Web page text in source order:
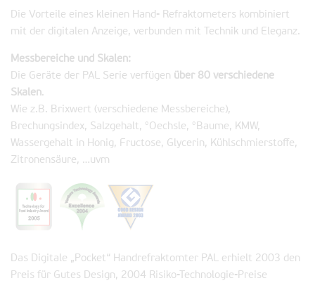
Die Vorteile eines kleinen Hand- Refraktometers kombiniert
mit der digitalen Anzeige, verbunden mit Technik und Eleganz.
Messbereiche und Skalen:
Die Geräte der PAL Serie verfügen über 80 verschiedene
Skalen.
Wie z.B. Brixwert (verschiedene Messbereiche),
Brechungsindex, Salzgehalt, °Oechsle, °Baume, KMW,
Wassergehalt in Honig, Fructose, Glycerin, Kühlschmierstoffe,
Zitronensäure, …uvm
Das Digitale „Pocket“ Handrefraktomter PAL erhielt 2003 den
Preis für Gutes Design, 2004 Risiko-Technologie-Preise